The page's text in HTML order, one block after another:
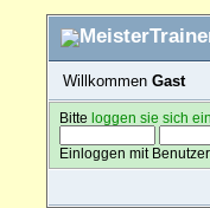
Willkommen Gast
Bitteloggen sie sich ein
Einloggen mit